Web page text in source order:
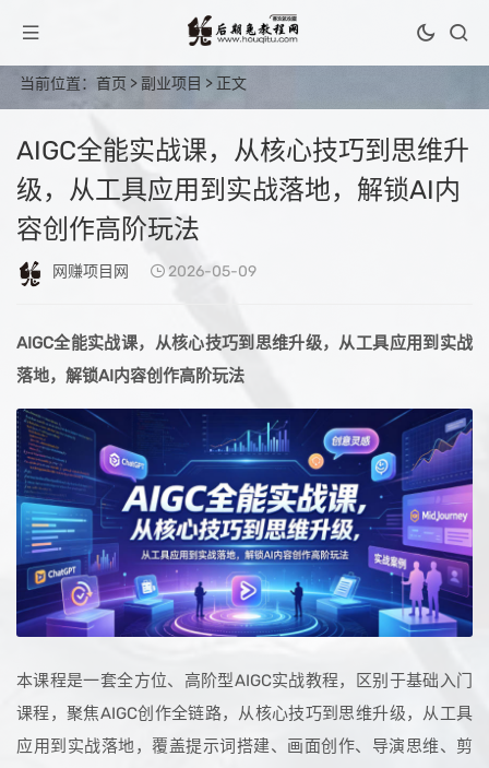
当前位置： 首页 >副业项目 > 正文
AIGC全能实战课，从核心技巧到思维升
级，从工具应用到实战落地，解锁AI内
容创作高阶玩法
网赚项目网 2026-05-09
AIGC全能实战课，从核心技巧到思维升级，从工具应用到实战
落地，解锁AI内容创作高阶玩法
本课程是一套全方位、高阶型AIGC实战教程，区别于基础入门
课程，聚焦AIGC创作全链路，从核心技巧到思维升级，从工具
应用到实战落地，覆盖提示词搭建、画面创作、导演思维、剪